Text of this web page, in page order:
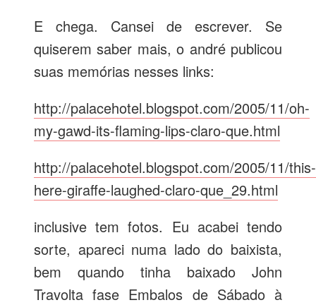
E chega. Cansei de escrever. Se
quiserem saber mais, o andré publicou
suas memórias nesses links:
http://palacehotel.blogspot.com/2005/11/oh-
my-gawd-its-flaming-lips-claro-que.html
http://palacehotel.blogspot.com/2005/11/this-
here-giraffe-laughed-claro-que_29.html
inclusive tem fotos. Eu acabei tendo
sorte, apareci numa lado do baixista,
bem quando tinha baixado John
Travolta fase Embalos de Sábado à